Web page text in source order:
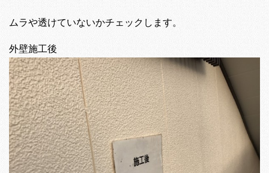
ムラや透けていないかチェックします。
外壁施工後